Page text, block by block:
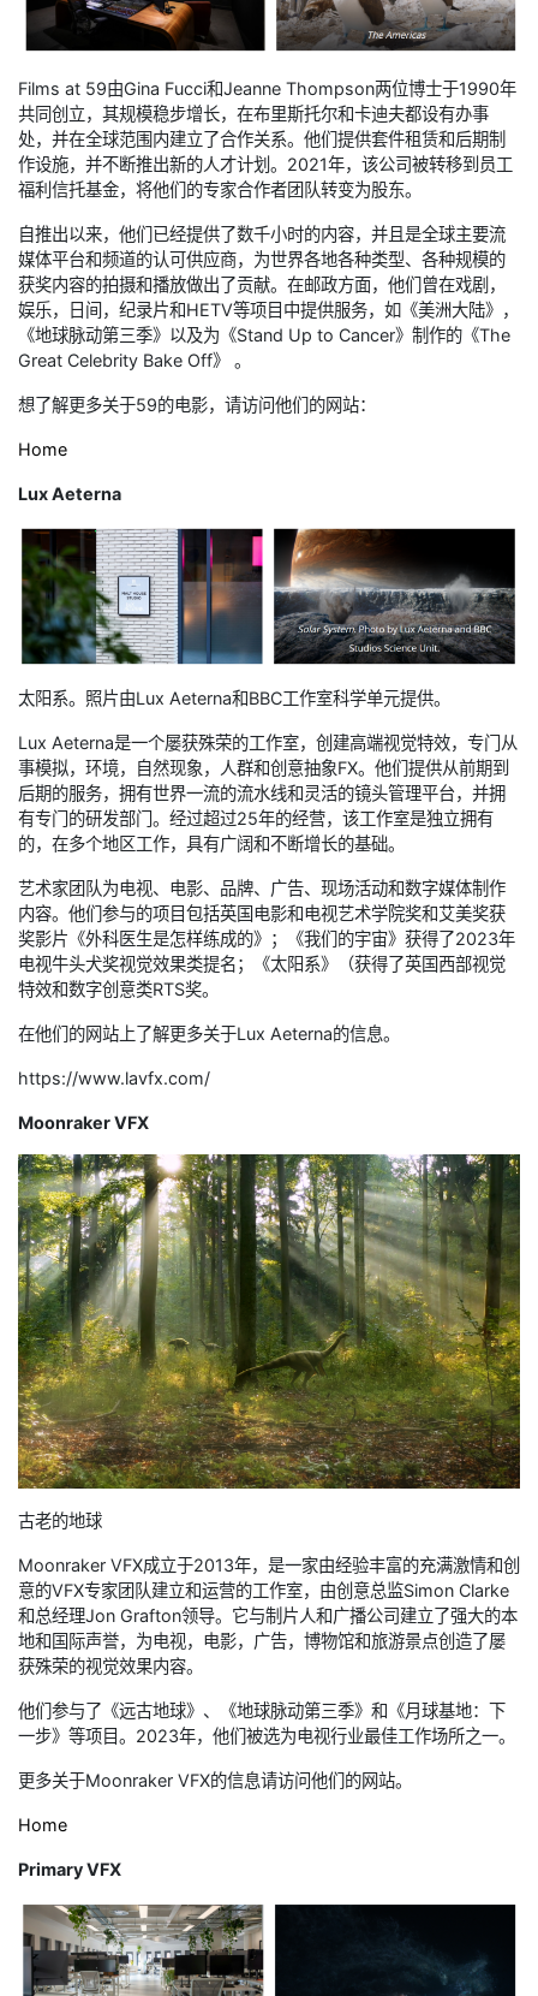
Films at 59由Gina Fucci和Jeanne Thompson两位博士于1990年
共同创立，其规模稳步增长，在布里斯托尔和卡迪夫都设有办事
处，并在全球范围内建立了合作关系。他们提供套件租赁和后期制
作设施，并不断推出新的人才计划。2021年，该公司被转移到员工
福利信托基金，将他们的专家合作者团队转变为股东。
自推出以来，他们已经提供了数千小时的内容，并且是全球主要流
媒体平台和频道的认可供应商，为世界各地各种类型、各种规模的
获奖内容的拍摄和播放做出了贡献。在邮政方面，他们曾在戏剧，
娱乐，日间，纪录片和HETV等项目中提供服务，如《美洲大陆》，
《地球脉动第三季》以及为《Stand Up to Cancer》制作的《The
Great Celebrity Bake Off》 。
想了解更多关于59的电影，请访问他们的网站：
Home
Lux Aeterna
太阳系。照片由Lux Aeterna和BBC工作室科学单元提供。
Lux Aeterna是一个屡获殊荣的工作室，创建高端视觉特效，专门从
事模拟，环境，自然现象，人群和创意抽象FX。他们提供从前期到
后期的服务，拥有世界一流的流水线和灵活的镜头管理平台，并拥
有专门的研发部门。经过超过25年的经营，该工作室是独立拥有
的，在多个地区工作，具有广阔和不断增长的基础。
艺术家团队为电视、电影、品牌、广告、现场活动和数字媒体制作
内容。他们参与的项目包括英国电影和电视艺术学院奖和艾美奖获
奖影片《外科医生是怎样练成的》；《我们的宇宙》获得了2023年
电视牛头犬奖视觉效果类提名；《太阳系》（获得了英国西部视觉
特效和数字创意类RTS奖。
在他们的网站上了解更多关于Lux Aeterna的信息。
https://www.lavfx.com/
Moonraker VFX
古老的地球
Moonraker VFX成立于2013年，是一家由经验丰富的充满激情和创
意的VFX专家团队建立和运营的工作室，由创意总监Simon Clarke
和总经理Jon Grafton领导。它与制片人和广播公司建立了强大的本
地和国际声誉，为电视，电影，广告，博物馆和旅游景点创造了屡
获殊荣的视觉效果内容。
他们参与了《远古地球》、《地球脉动第三季》和《月球基地：下
一步》等项目。2023年，他们被选为电视行业最佳工作场所之一。
更多关于Moonraker VFX的信息请访问他们的网站。
Home
Primary VFX